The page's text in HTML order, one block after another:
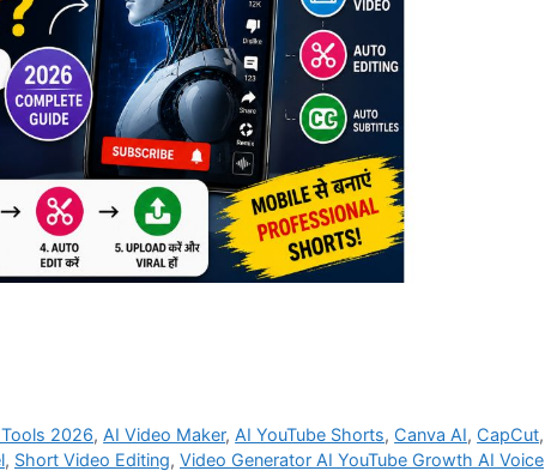
2026, AI Video Maker, AI YouTube Shorts, Canva AI, CapCut,
, Short Video Editing, Video Generator AI YouTube Growth AI Voice